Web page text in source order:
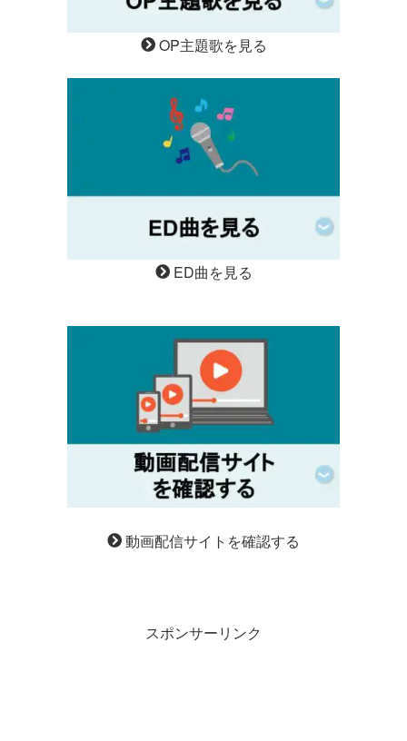
OP主題歌を見る
ED曲を見る
動画配信サイトを確認する
スポンサーリンク